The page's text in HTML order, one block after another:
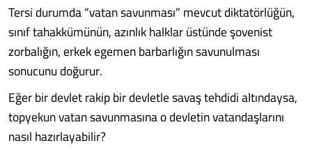
Tersi durumda “vatan savunması” mevcut diktatörlüğün,
sınıf tahakkümünün, azınlık halklar üstünde şovenist
zorbalığın, erkek egemen barbarlığın savunulması
sonucunu doğurur.
Eğer bir devlet rakip bir devletle savaş tehdidi altındaysa,
topyekun vatan savunmasına o devletin vatandaşlarını
nasıl hazırlayabilir?